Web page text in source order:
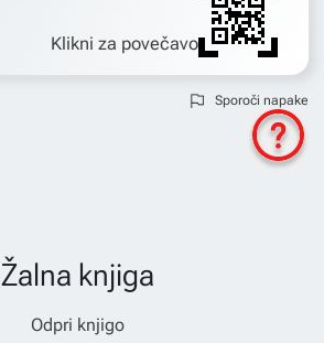
Klikni za povečavo
Sporoči napake
Žalna knjiga
Odpri knjigo